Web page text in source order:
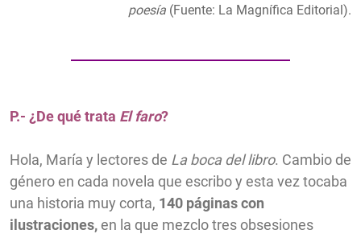
poesía (Fuente: La Magnífica Editorial).
P.- ¿De qué trata El faro?
Hola, María y lectores de La boca del libro. Cambio de
género en cada novela que escribo y esta vez tocaba
una historia muy corta, 140 páginas con
ilustraciones, en la que mezclo tres obsesiones